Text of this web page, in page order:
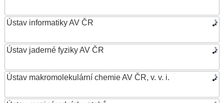
Ústav informatiky AV ČR
Ústav jaderné fyziky AV ČR
Ústav makromolekulární chemie AV ČR, v. v. i.